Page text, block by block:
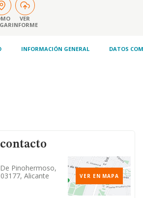
VER
INFORME
INFORMACIÓN GENERAL DATOS
Pinohermoso,
Alicante
VER EN MAPA